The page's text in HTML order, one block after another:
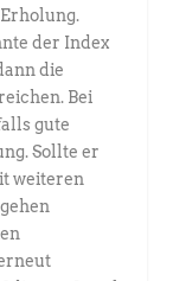
der Index
die
Bei
gute
Sollte er
weiteren